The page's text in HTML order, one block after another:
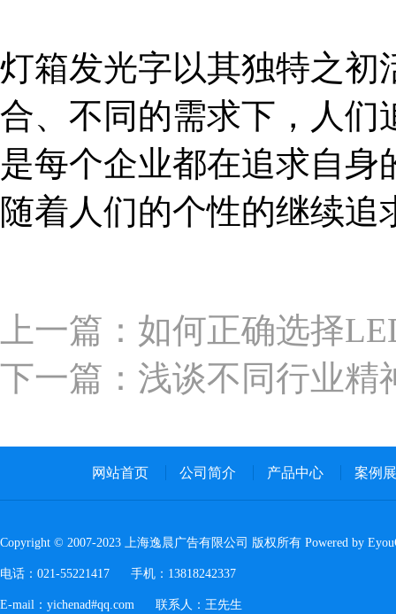
灯箱发光字以其独特之初
合、不同的需求下，人们
是每个企业都在追求自
随着人们的个性的继续
上一篇：如何正确选择
下一篇：浅谈不同行业精
网站首页 公司简介 产品中心 案例
Copyright © 2007-2023 上海逸晨广告有限公司 版权所有 Powered by
电话：021-55221417 手机：13818242337
E-mail：yichenad#qq.com 联系人：王先生